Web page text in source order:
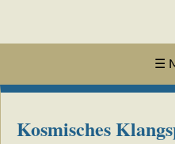
☰
Kosmisches